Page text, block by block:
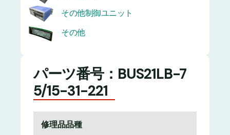
その他制御ユニット
その他
パーツ番号：BUS21LB-7
5/15-31-221
修理品品種